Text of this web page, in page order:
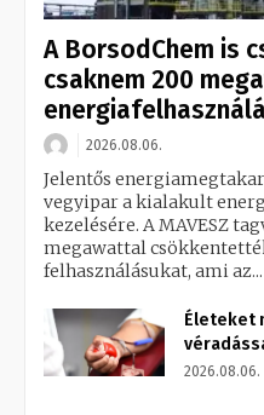
A BorsodChem is
csaknem 200
2026.08.06.
Jelentős
vegyipar a kialakult
kezelésére. A MAVESZ
megawattal
felhasználásukat, ami az...
Életeket
2026.08.06.